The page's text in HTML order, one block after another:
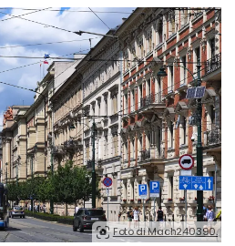
Foto di Mach240390.